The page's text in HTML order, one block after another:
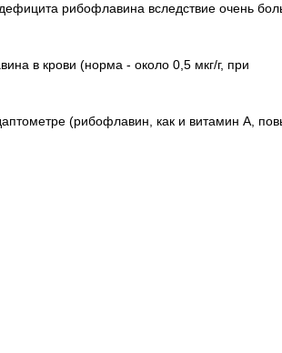
рибофлавина вследствие очень
в крови (норма - около 0,5 мкг/г, при
(рибофлавин, как и витамин А,